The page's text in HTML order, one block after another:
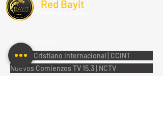
Red Bayit
COMUNIDAD
Centro Cristiano Internacional | CCINT
Nuevos Comienzos TV 15.3 | NCTV